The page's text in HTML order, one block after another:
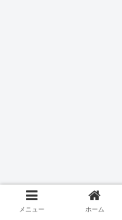
メニュー ホーム